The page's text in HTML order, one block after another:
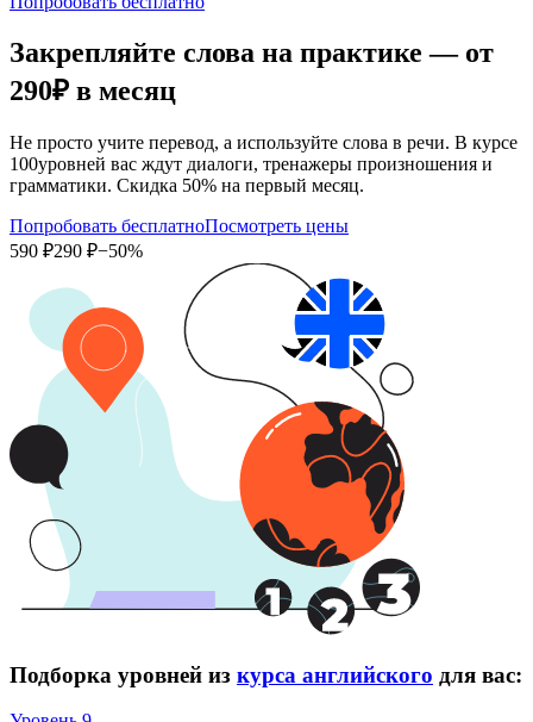
Закрепляйте слова на практике — от
290₽ в месяц
Не просто учите перевод, а используйте слова в речи. В курсе
100уровней вас ждут диалоги, тренажеры произношения и
грамматики. Скидка 50% на первый месяц.
Попробовать бесплатноПосмотреть цены
590 ₽290 ₽−50%
Подборка уровней из курса английского для вас: